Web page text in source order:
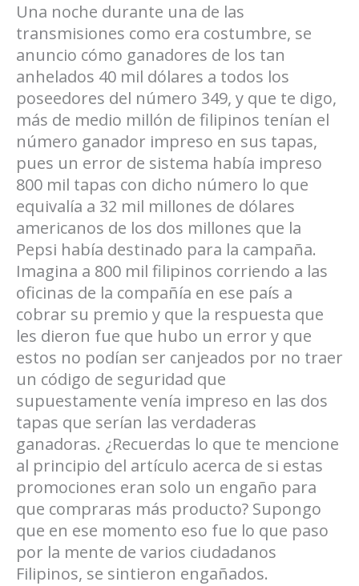
Una noche durante una de las
transmisiones como era costumbre, se
anuncio cómo ganadores de los tan
anhelados 40 mil dólares a todos los
poseedores del número 349, y que te digo,
más de medio millón de filipinos tenían el
número ganador impreso en sus tapas,
pues un error de sistema había impreso
800 mil tapas con dicho número lo que
equivalía a 32 mil millones de dólares
americanos de los dos millones que la
Pepsi había destinado para la campaña.
Imagina a 800 mil filipinos corriendo a las
oficinas de la compañía en ese país a
cobrar su premio y que la respuesta que
les dieron fue que hubo un error y que
estos no podían ser canjeados por no traer
un código de seguridad que
supuestamente venía impreso en las dos
tapas que serían las verdaderas
ganadoras. ¿Recuerdas lo que te mencione
al principio del artículo acerca de si estas
promociones eran solo un engaño para
que compraras más producto? Supongo
que en ese momento eso fue lo que paso
por la mente de varios ciudadanos
Filipinos, se sintieron engañados.